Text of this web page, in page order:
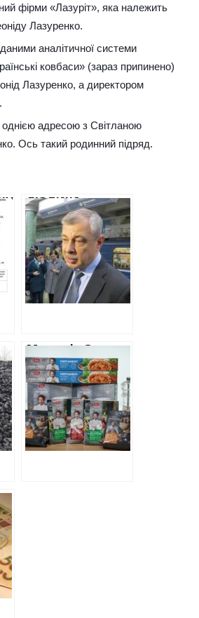
фірми «Лазуріт», яка належить
Лазуренко.
аналітичної системи
ковбаси» (зараз припинено)
Лазуренко, а директором
адресою з Світланою
Ось такий родинний підряд.
ЛЮДИНА
ДИРЕКТОРА
МЕТРОПОЛІТЕНУ
ОТРИМАЄ
ПІВМІЛЬЙОНА ЗА
БЛАГОУСТРІЙ
ТЕРИТОРІЇ БІЛЯ
КІМНАТИ
Меню від Євгена
Клопотенка: хто
на Харківщині
купує дорогі
приправи та
спеції